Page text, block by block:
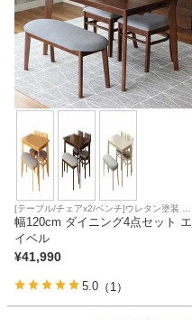
[テーブル/チェアx2/ベンチ]ウレタン塗装 天
然木突板天板 アジャスター
幅120cm ダイニング4点セット エ
イベル
¥41,990
5.0 （1）